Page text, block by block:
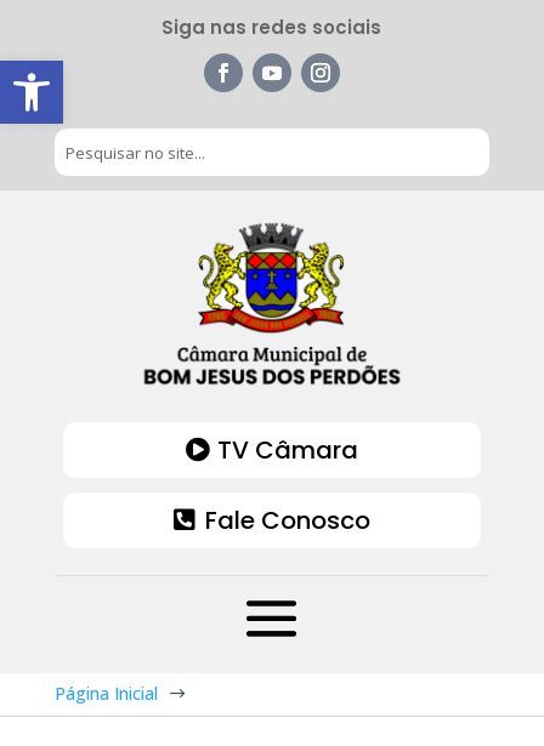
Barra de Ferramentas Aberta
Siga nas redes sociais
TV Câmara
Fale Conosco
Página Inicial $